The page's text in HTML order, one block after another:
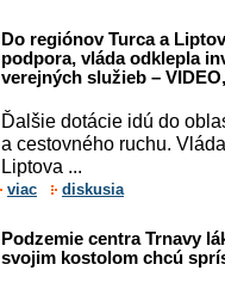
Do regiónov Turca a
podpora, vláda odklepla
verejných služieb –
Ďalšie dotácie idú do
a cestovného ruchu.
Liptova ...
viac diskusia
Podzemie centra Trnavy
svojim kostolom chcú